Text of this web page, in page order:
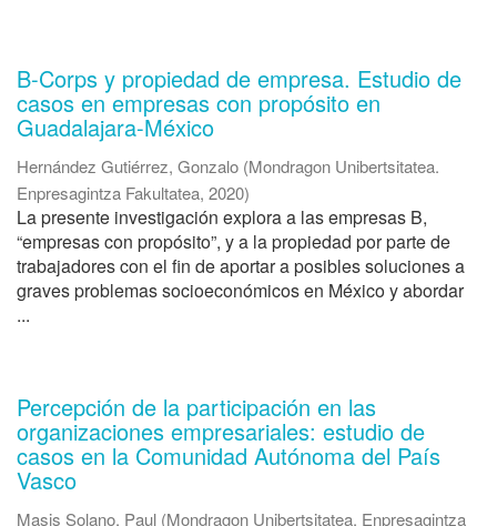
B-Corps y propiedad de empresa. Estudio de
casos en empresas con propósito en
Guadalajara-México
Hernández Gutiérrez, Gonzalo (Mondragon Unibertsitatea.
Enpresagintza Fakultatea, 2020)
La presente investigación explora a las empresas B,
“empresas con propósito”, y a la propiedad por parte de
trabajadores con el fin de aportar a posibles soluciones a
graves problemas socioeconómicos en México y abordar
...
Percepción de la participación en las
organizaciones empresariales: estudio de
casos en la Comunidad Autónoma del País
Vasco
Masis Solano, Paul (Mondragon Unibertsitatea. Enpresagintza